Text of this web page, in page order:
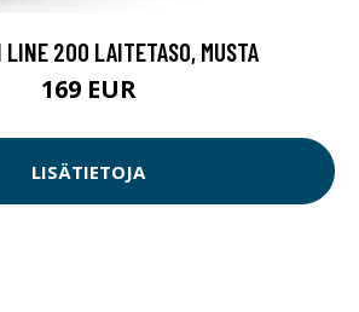
LINE 200 LAITETASO, MUSTA
169 EUR
LISÄTIETOJA